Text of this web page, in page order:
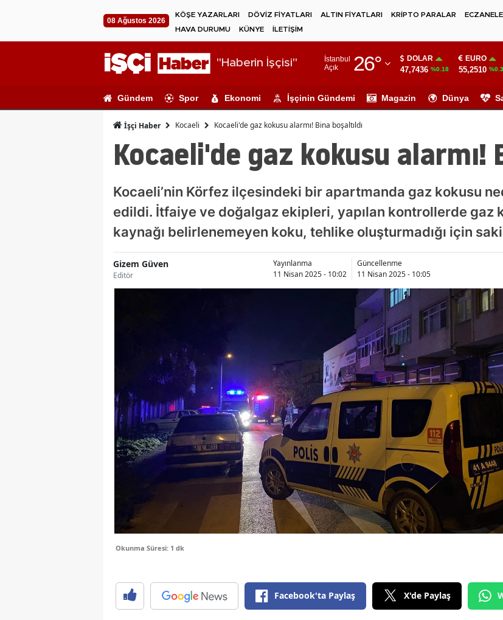
08 Ağustos 2026
KÖŞE YAZARLARI DÖVİZ FİYATLARI ALTIN FİYATLARI KRİPTO PARALAR
HAVA DURUMU
KÜNYE İLETİŞİM
"Haberin İşçisi"
İstanbul
Açık
26°
Adıyaman
Ağrı
Ankara
Antalya
Artvin
Aydın
Balıkesir
Bilecik
Bingöl
Bitlis
Bolu
Burdur
Bursa
Çanakkale
Çankırı
Çorum
Denizli
Diyarbakır
Elazığ
Erzincan
DOLAR
47,7436 %0.18
EURO
55,2510
Gündem Spor Ekonomi İşçinin Gündemi Magazin Dünya
İşçi Haber Kocaeli Kocaeli'de gaz kokusu alarmı! Bina boşaltıldı
Kocaeli'de gaz kokusu alarmı!
Kocaeli’nin Körfez ilçesindeki bir apartmanda gaz kokusu
edildi. İtfaiye ve doğalgaz ekipleri, yapılan kontrollerde gaz
kaynağı belirlenemeyen koku, tehlike oluşturmadığı için
Gizem Güven
Editör
Yayınlanma
11 Nisan 2025 - 10:02
Güncellenme
11 Nisan 2025 - 10:05
Okunma Süresi: 1 dk
Facebook'ta Paylaş X'de Paylaş